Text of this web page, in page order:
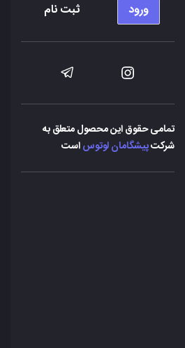
ورود ثبت نام
تمامی حقوق این محصول متعلق به
شرکتپیشگامان لوتوساست